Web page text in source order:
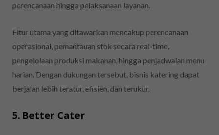
perencanaan hingga pelaksanaan layanan.
Fitur utama yang ditawarkan mencakup perencanaan
operasional, pemantauan stok secara real-time,
pengelolaan produksi makanan, hingga penjadwalan menu
harian. Dengan dukungan tersebut, bisnis katering dapat
berjalan lebih teratur, efisien, dan terukur.
5. Better Cater